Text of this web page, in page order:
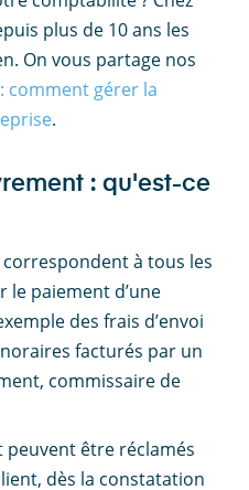
plus de 10 ans les
On vous partage nos
comment gérer la
.
: qu'est-ce
à tous les
le paiement d’une
des frais d’envoi
facturés par un
commissaire de
être réclamés
dès la constatation